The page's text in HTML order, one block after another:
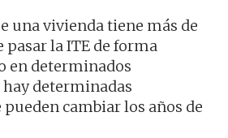
una vivienda tiene más de
pasar la ITE de forma
en determinados
determinadas
cambiar los años de